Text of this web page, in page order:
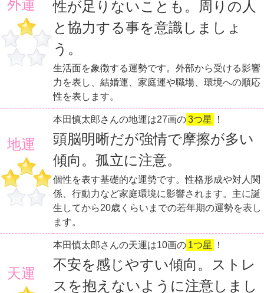
外運
性が足りないことも。周りの人
と協力する事を意識しましょ
う。
生活面を象徴する運勢です。外部から受ける影響
力を表し、結婚運、家庭運や職場、環境への順応
性を表します。
地運
本田慎太郎さんの地運は27画の3つ星 ！
頭脳明晰だが強情で摩擦が多い
傾向。孤立に注意。
個性を表す基礎的な運勢です。性格形成や対人関
係、行動力など家庭環境に影響されます。主に誕
生してから20歳くらいまでの若年期の運勢を表し
ます。
天運
本田慎太郎さんの天運は10画の 1つ星 ！
不安を感じやすい傾向。ストレ
スを抱えないように注意しまし